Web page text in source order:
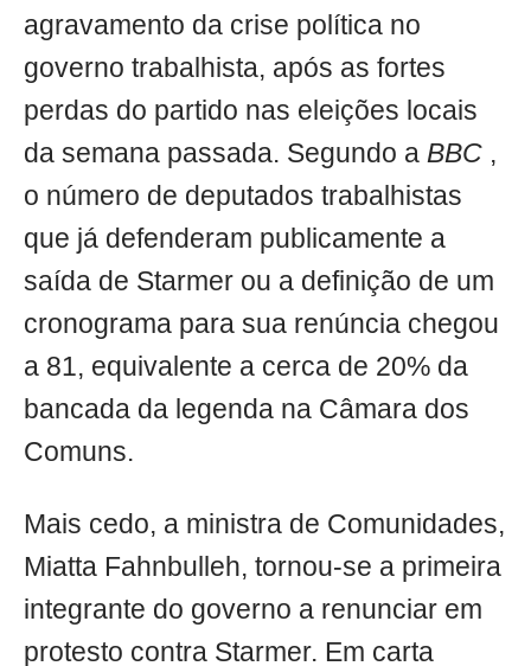
agravamento da crise política no
governo trabalhista, após as fortes
perdas do partido nas eleições locais
da semana passada. Segundo a BBC ,
o número de deputados trabalhistas
que já defenderam publicamente a
saída de Starmer ou a definição de um
cronograma para sua renúncia chegou
a 81, equivalente a cerca de 20% da
bancada da legenda na Câmara dos
Comuns.
Mais cedo, a ministra de Comunidades,
Miatta Fahnbulleh, tornou-se a primeira
integrante do governo a renunciar em
protesto contra Starmer. Em carta